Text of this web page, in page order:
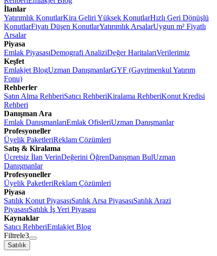
İlanlar
Yatırımlık KonutlarKira Geliri Yüksek KonutlarHızlı Geri Dönüşlü
KonutlarFiyatı Düşen KonutlarYatırımlık ArsalarUygun m² Fiyatlı
Arsalar
Piyasa
Emlak PiyasasıDemografi AnaliziDeğer HaritalarıVerilerimiz
Keşfet
Emlakjet BlogUzman DanışmanlarGYF (Gayrimenkul Yatırım
Fonu)
Rehberler
Satın Alma RehberiSatıcı RehberiKiralama RehberiKonut Kredisi
Rehberi
Danışman Ara
Emlak DanışmanlarıEmlak OfisleriUzman Danışmanlar
Profesyoneller
Üyelik PaketleriReklam Çözümleri
Satış & Kiralama
Ücretsiz İlan VerinDeğerini ÖğrenDanışman BulUzman
Danışmanlar
Profesyoneller
Üyelik PaketleriReklam Çözümleri
Piyasa
Satılık Konut PiyasasıSatılık Arsa PiyasasıSatılık Arazi
PiyasasıSatılık İş Yeri Piyasası
Kaynaklar
Satıcı RehberiEmlakjet Blog
Filtrele3
Satılık